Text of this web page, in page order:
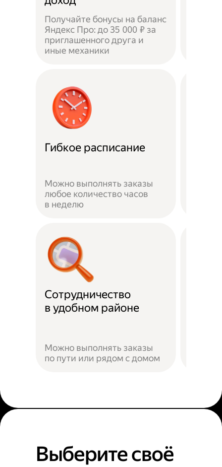
Получайте бонусы на баланс
Яндекс Про: до 35 000 ₽ за
приглашенного друга и
иные механики
Гибкое расписание
Можно выполнять заказы
любое количество часов
в неделю
Сотрудничество
в удобном районе
Можно выполнять заказы
по пути или рядом с домом
Выберите своё